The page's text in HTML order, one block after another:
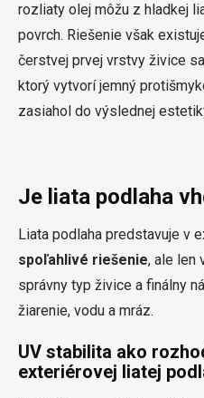
rozliaty olej môžu z hladkej
povrch. Riešenie však
čerstvej prvej vrstvy živice sa
ktorý vytvorí jemný
zasiahol do výslednej
Je liata podlaha
Liata podlaha predstavuje v
spoľahlivé riešenie, ale len
správny typ živice a finálny
žiarenie, vodu a mráz.
UV stabilita ako
exteriérovej liatej